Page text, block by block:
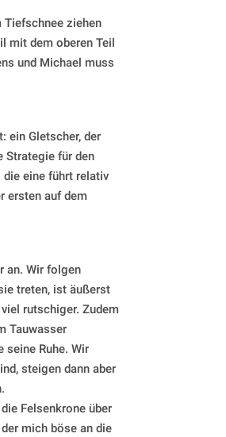
Tiefschnee ziehen
mit dem oberen Teil
und Michael muss
ein Gletscher, der
Strategie für den
eine führt relativ
ersten auf dem
an. Wir folgen
treten, ist äußerst
rutschiger. Zudem
Tauwasser
Ruhe. Wir
steigen dann aber
Felsenkrone über
mich böse an die